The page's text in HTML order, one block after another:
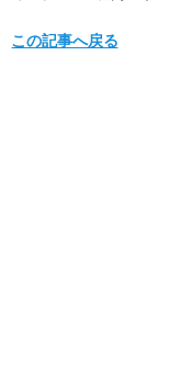
この記事へ戻る